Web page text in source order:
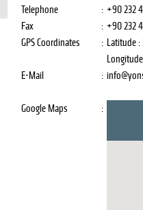
Telephone
: +90 232
Fax
: +90 232
GPS Coordinates
: Latitude :
E-Mail
:
Google Maps :